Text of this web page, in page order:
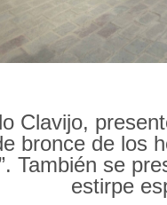
Clavijo,
bronce de los
También se
estirpe